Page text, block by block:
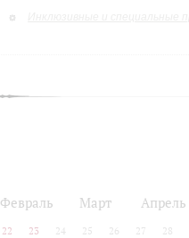
Февраль Март Апрель
22 23 24 25 26 27 28